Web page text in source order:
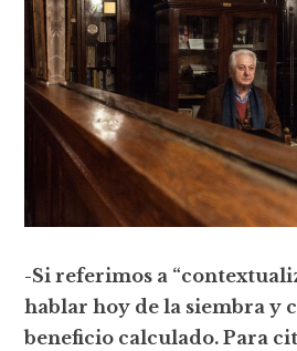
-Si referimos a
hablar hoy de la siembra y
beneficio calculado. Para